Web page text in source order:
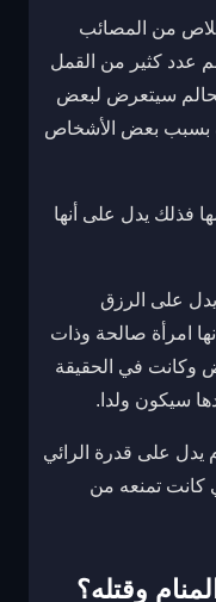
من المصائب
عدد كثير من القمل
سيتعرض لبعض
بسبب بعض الأشخاص
فذلك يدل على أنها
على الرزق
امرأة صالحة وذات
وكانت في الحقيقة
سيكون ولدا.
على قدرة الرائي
كانت تمنعه من
وقتله؟